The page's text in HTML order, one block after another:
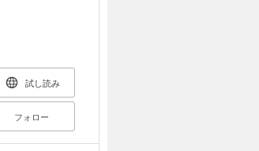
試し読み
フォロー